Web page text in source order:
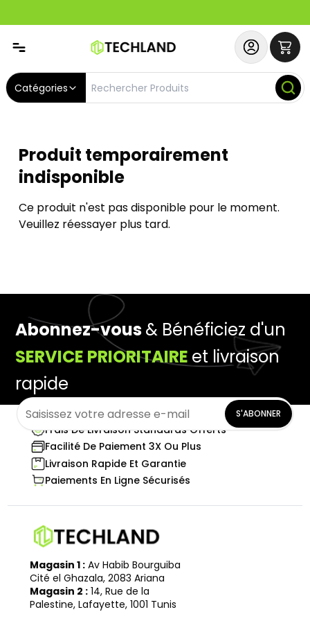
Catégories
Produit temporairement
indisponible
Ce produit n'est pas disponible pour le moment.
Veuillez réessayer plus tard.
Abonnez-vous& Bénéficiez d'un
SERVICE PRIORITAIRE et livraison
rapide
S'ABONNER
Frais De Livraison Standards Offerts
Facilité De Paiement 3X Ou Plus
Livraison Rapide Et Garantie
Paiements En Ligne Sécurisés
Magasin 1 : Av Habib Bourguiba
Cité el Ghazala, 2083 Ariana
Magasin 2 : 14, Rue de la
Palestine, Lafayette, 1001 Tunis